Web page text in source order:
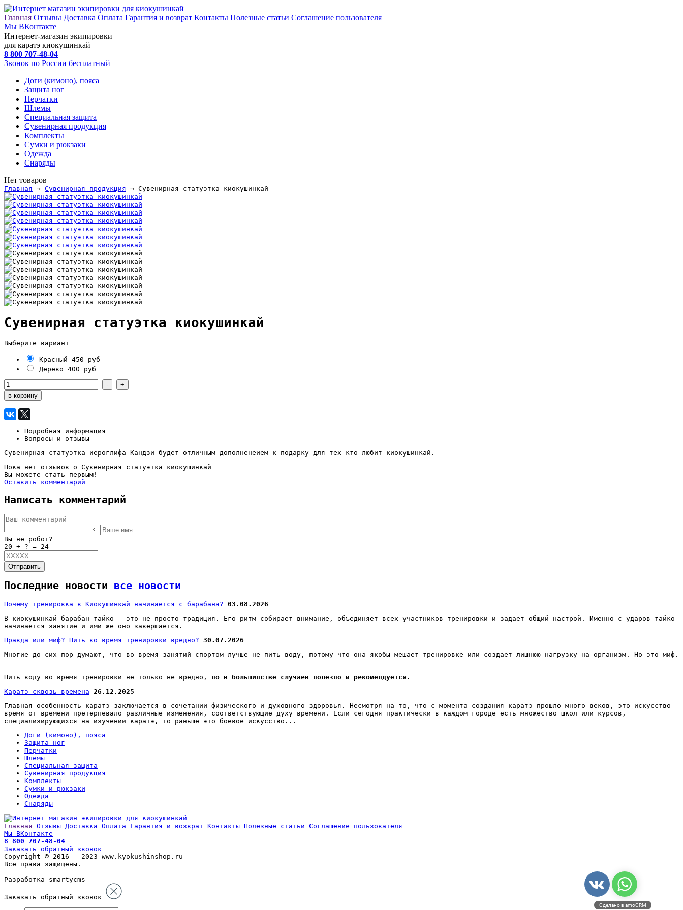
Главная Отзывы Доставка Оплата Гарантия и возврат Контакты Полезные статьи Соглашение пользователя
Мы ВКонтакте
Интернет-магазин экипировки
для каратэ киокушинкай
8 800 707-48-04
Звонок по России бесплатный
Доги (кимоно), пояса
Защита ног
Перчатки
Шлемы
Специальная защита
Сувенирная продукция
Комплекты
Сумки и рюкзаки
Одежда
Снаряды
Нет товаров
Главная → Сувенирная продукция → Сувенирная статуэтка киокушинкай
Сувенирная статуэтка киокушинкай
Выберите вариант
Красный 450 руб
Дерево 400 руб
Подробная информация
Вопросы и отзывы
Сувенирная статуэтка иероглифа Кандзи будет отличным дополненеием к подарку для тех кто любит киокушинкай.
Пока нет отзывов о Сувенирная статуэтка киокушинкай
Вы можете стать первым!
Оставить комментарий
Написать комментарий
Вы не робот?
20 + ? = 24
Отправить
Последние новости все новости
Почему тренировка в Киокушинкай начинается с барабана? 03.08.2026
В киокушинкай барабан тайко - это не просто традиция. Его ритм собирает внимание, объединяет всех участников тренировки и задает общий настрой. Именно с ударов тайко
начинается занятие и ими же оно завершается.
Правда или миф? Пить во время тренировки вредно? 30.07.2026
Многие до сих пор думают, что во время занятий спортом лучше не пить воду, потому что она якобы мешает тренировке или создает лишнюю нагрузку на организм. Но это миф.
Пить воду во время тренировки не только не вредно, но в большинстве случаев полезно и рекомендуется.
Каратэ сквозь времена
26.12.2025
Главная особенность каратэ заключается в сочетании физического и духовного здоровья. Несмотря на то, что с момента создания каратэ прошло много веков, это искусство
время от времени претерпевало различные изменения, соответствующие духу времени. Если сегодня практически в каждом городе есть множество школ или курсов,
специализирующихся на изучении каратэ, то раньше это боевое искусство...
Доги (кимоно), пояса
Защита ног
Перчатки
Шлемы
Специальная защита
Сувенирная продукция
Комплекты
Сумки и рюкзаки
Одежда
Снаряды
Главная Отзывы Доставка Оплата Гарантия и возврат Контакты Полезные статьи Соглашение пользователя
Мы ВКонтакте
8 800 707-48-04
Заказать обратный звонок
Copyright © 2016 - 2023 www.kyokushinshop.ru
Все права защищены.
Разработка smartycms
Заказать обратный звонок
Сделано в amoCRM